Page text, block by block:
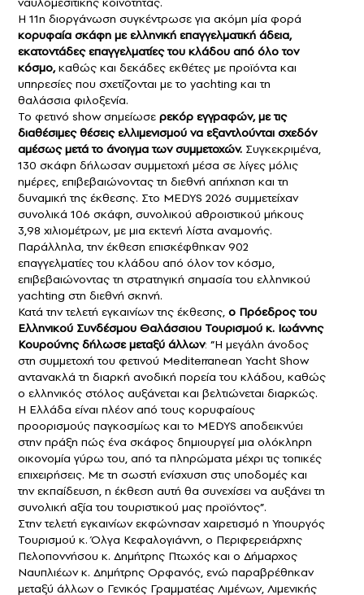
Η 11η διοργάνωση συγκέντρωσε για ακόμη μία φορά
κορυφαία σκάφη με ελληνική επαγγελματική άδεια,
εκατοντάδες επαγγελματίες του κλάδου από όλο τον
κόσμο,καθώς και δεκάδες εκθέτες με προϊόντα και
υπηρεσίες που σχετίζονται με το yachting και τη
θαλάσσια φιλοξενία.
Το φετινό show σημείωσε ρεκόρ εγγραφών, με τις
διαθέσιμες θέσεις ελλιμενισμού να εξαντλούνται σχεδόν
αμέσως μετά το άνοιγμα των συμμετοχών. Συγκεκριμένα,
130 σκάφη δήλωσαν συμμετοχή μέσα σε λίγες μόλις
ημέρες, επιβεβαιώνοντας τη διεθνή απήχηση και τη
δυναμική της έκθεσης. Στο MEDYS 2026 συμμετείχαν
συνολικά 106 σκάφη, συνολικού αθροιστικού μήκους
3,98 χιλιομέτρων, με μια εκτενή λίστα αναμονής.
Παράλληλα, την έκθεση επισκέφθηκαν 902
επαγγελματίες του κλάδου από όλον τον κόσμο,
επιβεβαιώνοντας τη στρατηγική σημασία του ελληνικού
yachting στη διεθνή σκηνή.
Κατά την τελετή εγκαινίων της έκθεσης, ο Πρόεδρος του
Ελληνικού Συνδέσμου Θαλάσσιου Τουρισμού κ. Ιωάννης
Κουρούνηςδήλωσε μεταξύ άλλων: “Η μεγάλη άνοδος
στη συμμετοχή του φετινού Mediterranean Yacht Show
αντανακλά τη διαρκή ανοδική πορεία του κλάδου, καθώς
ο ελληνικός στόλος αυξάνεται και βελτιώνεται διαρκώς.
Η Ελλάδα είναι πλέον από τους κορυφαίους
προορισμούς παγκοσμίως και το MEDYS αποδεικνύει
στην πράξη πώς ένα σκάφος δημιουργεί μια ολόκληρη
οικονομία γύρω του, από τα πληρώματα μέχρι τις τοπικές
επιχειρήσεις. Με τη σωστή ενίσχυση στις υποδομές και
την εκπαίδευση, η έκθεση αυτή θα συνεχίσει να αυξάνει τη
συνολική αξία του τουριστικού μας προϊόντος”.
Στην τελετή εγκαινίων εκφώνησαν χαιρετισμό η Υπουργός
Τουρισμού κ. Όλγα Κεφαλογιάννη, ο Περιφερειάρχης
Πελοποννήσου κ. Δημήτρης Πτωχός και ο Δήμαρχος
Ναυπλιέων κ. Δημήτρης Ορφανός, ενώ παραβρέθηκαν
μεταξύ άλλων ο Γενικός Γραμματέας Λιμένων, Λιμενικής